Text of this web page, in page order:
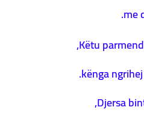
me
Këtu
kënga
Djersa